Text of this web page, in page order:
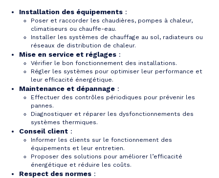
Installation des équipements :
Poser et raccorder les chaudières, pompes à chaleur,
climatiseurs ou chauffe-eau.
Installer les systèmes de chauffage au sol, radiateurs ou
réseaux de distribution de chaleur.
Mise en service et réglages :
Vérifier le bon fonctionnement des installations.
Régler les systèmes pour optimiser leur performance et
leur efficacité énergétique.
Maintenance et dépannage :
Effectuer des contrôles périodiques pour prévenir les
pannes.
Diagnostiquer et réparer les dysfonctionnements des
systèmes thermiques.
Conseil client :
Informer les clients sur le fonctionnement des
équipements et leur entretien.
Proposer des solutions pour améliorer l’efficacité
énergétique et réduire les coûts.
Respect des normes :